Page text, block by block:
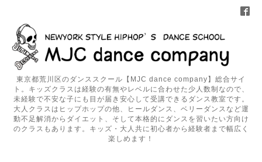
東京都荒川区のダンススクール【MJC dance company】総合サイ
ト。キッズクラスは経験の有無やレベルに合わせた少人数制なので、
未経験で不安な子にも目が届き安心して受講できるダンス教室です。
大人クラスはヒップホップの他、ヒールダンス、ベリーダンスなど運
動不足解消からダイエット、そして本格的にダンスを習いたい方向け
のクラスもあります。キッズ・大人共に初心者から経験者まで幅広く
楽しめます！